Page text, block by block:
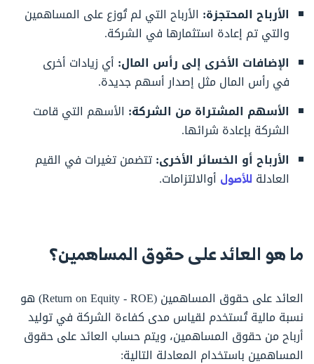
الأرباح المحتجزة: الأرباح التي لم تُوزع على المساهمين
والتي تم إعادة استثمارها في الشركة.
الإضافات الأخرى إلى رأس المال: أي زيادات أخرى
في رأس المال مثل إصدار أسهم جديدة.
الأسهم المشتراة من الشركة: الأسهم التي قامت
الشركة بإعادة شرائها.
الأرباح أو الخسائر الأخرى: تتضمن تغيرات في القيم
العادلة للأصول أوالالتزامات.
ما هو العائد على حقوق المساهمين؟
العائد على حقوق المساهمين (Return on Equity - ROE) هو
نسبة مالية تُستخدم لقياس مدى كفاءة الشركة في توليد
أرباح من حقوق المساهمين، ويتم حساب العائد على حقوق
المساهمين باستخدام المعادلة التالية: